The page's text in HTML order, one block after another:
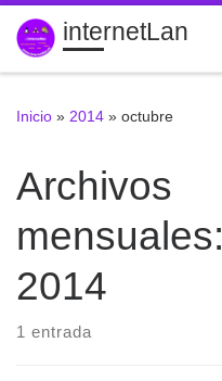
Saltar al contenido
internetLan
Inicio » 2014 » octubre
Archivos
mensuales:
2014
1 entrada